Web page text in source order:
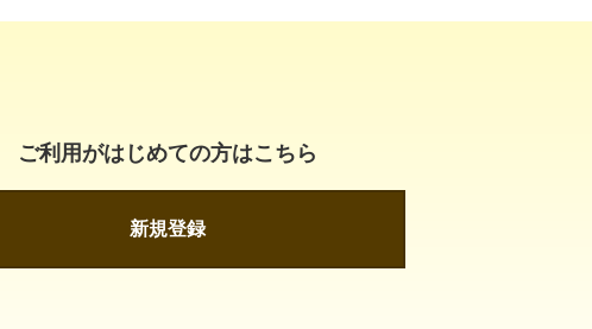
ご利用がはじめての方はこちら
新規登録